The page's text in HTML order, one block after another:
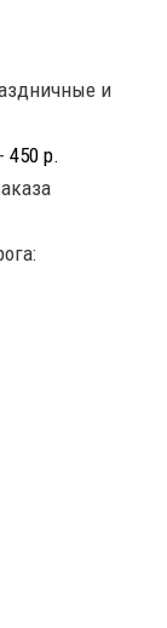
и
450 р.